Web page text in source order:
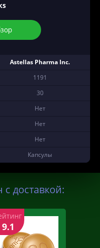
Astellas Pharma Inc.
1191
30
Нет
Нет
Нет
Капсулы
доставкой:
9.1